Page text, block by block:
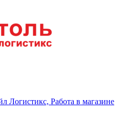
Логистикс, Работа в магазине